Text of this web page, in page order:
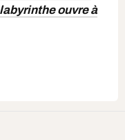
ouvre à